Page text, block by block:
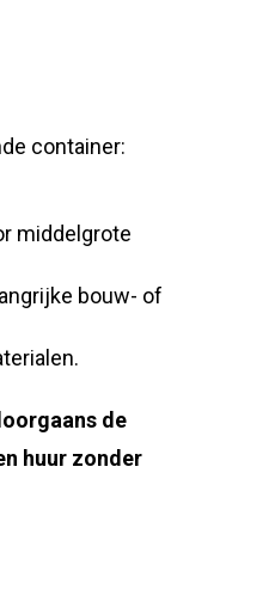
container:
middelgrote
bouw- of
de
huur zonder